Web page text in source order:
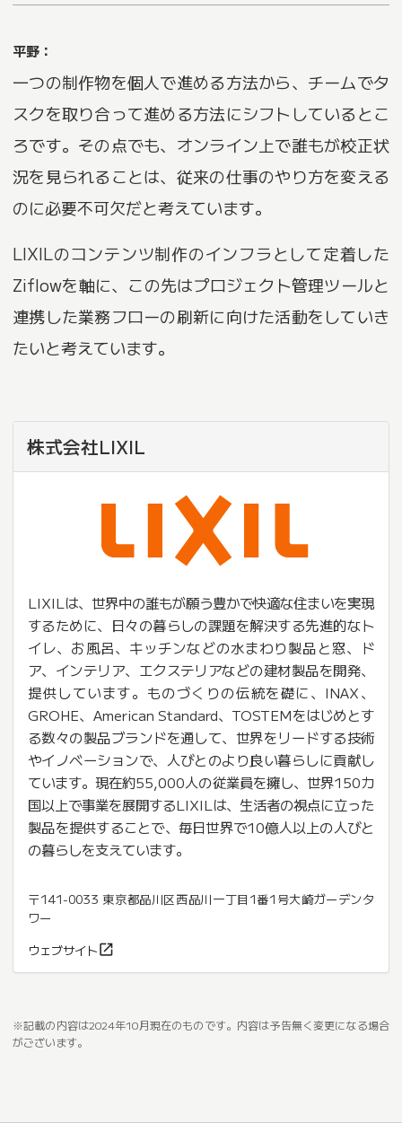
平野：
一つの制作物を個人で進める方法から、チームでタ
スクを取り合って進める方法にシフトしているとこ
ろです。その点でも、オンライン上で誰もが校正状
況を見られることは、従来の仕事のやり方を変える
のに必要不可欠だと考えています。
LIXILのコンテンツ制作のインフラとして定着した
Ziflowを軸に、この先はプロジェクト管理ツールと
連携した業務フローの刷新に向けた活動をしていき
たいと考えています。
株式会社LIXIL
LIXILは、世界中の誰もが願う豊かで快適な住まいを実現
するために、日々の暮らしの課題を解決する先進的なト
イレ、お風呂、キッチンなどの水まわり製品と窓、ド
ア、インテリア、エクステリアなどの建材製品を開発、
提供しています。ものづくりの伝統を礎に、INAX、
GROHE、American Standard、TOSTEMをはじめとす
る数々の製品ブランドを通して、世界をリードする技術
やイノベーションで、人びとのより良い暮らしに貢献し
ています。現在約55,000人の従業員を擁し、世界150カ
国以上で事業を展開するLIXILは、生活者の視点に立った
製品を提供することで、毎日世界で10億人以上の人びと
の暮らしを支えています。
〒141-0033 東京都品川区西品川一丁目1番1号大崎ガーデンタ
ワー
ウェブサイト
※記載の内容は2024年10月現在のものです。内容は予告無く変更になる場合
がございます。